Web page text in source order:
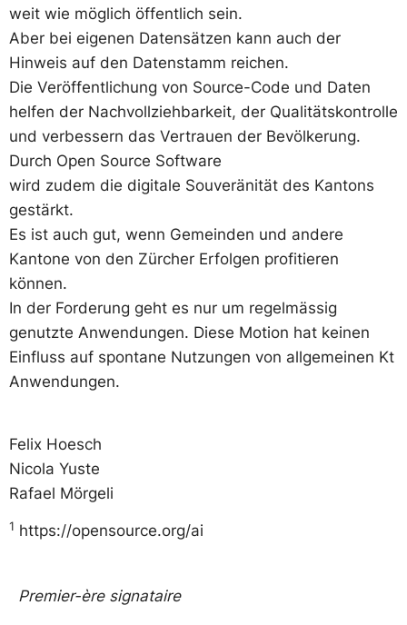
weit wie möglich öffentlich sein.
Aber bei eigenen Datensätzen kann auch der
Hinweis auf den Datenstamm reichen.
Die Veröffentlichung von Source-Code und Daten
helfen der Nachvollziehbarkeit, der Qualitätskontrolle
und verbessern das Vertrauen der Bevölkerung.
Durch Open Source Software
wird zudem die digitale Souveränität des Kantons
gestärkt.
Es ist auch gut, wenn Gemeinden und andere
Kantone von den Zürcher Erfolgen profitieren
können.
In der Forderung geht es nur um regelmässig
genutzte Anwendungen. Diese Motion hat keinen
Einfluss auf spontane Nutzungen von allgemeinen Kt
Anwendungen.
Felix Hoesch
Nicola Yuste
Rafael Mörgeli
1 https://opensource.org/ai
Premier-ère signataire